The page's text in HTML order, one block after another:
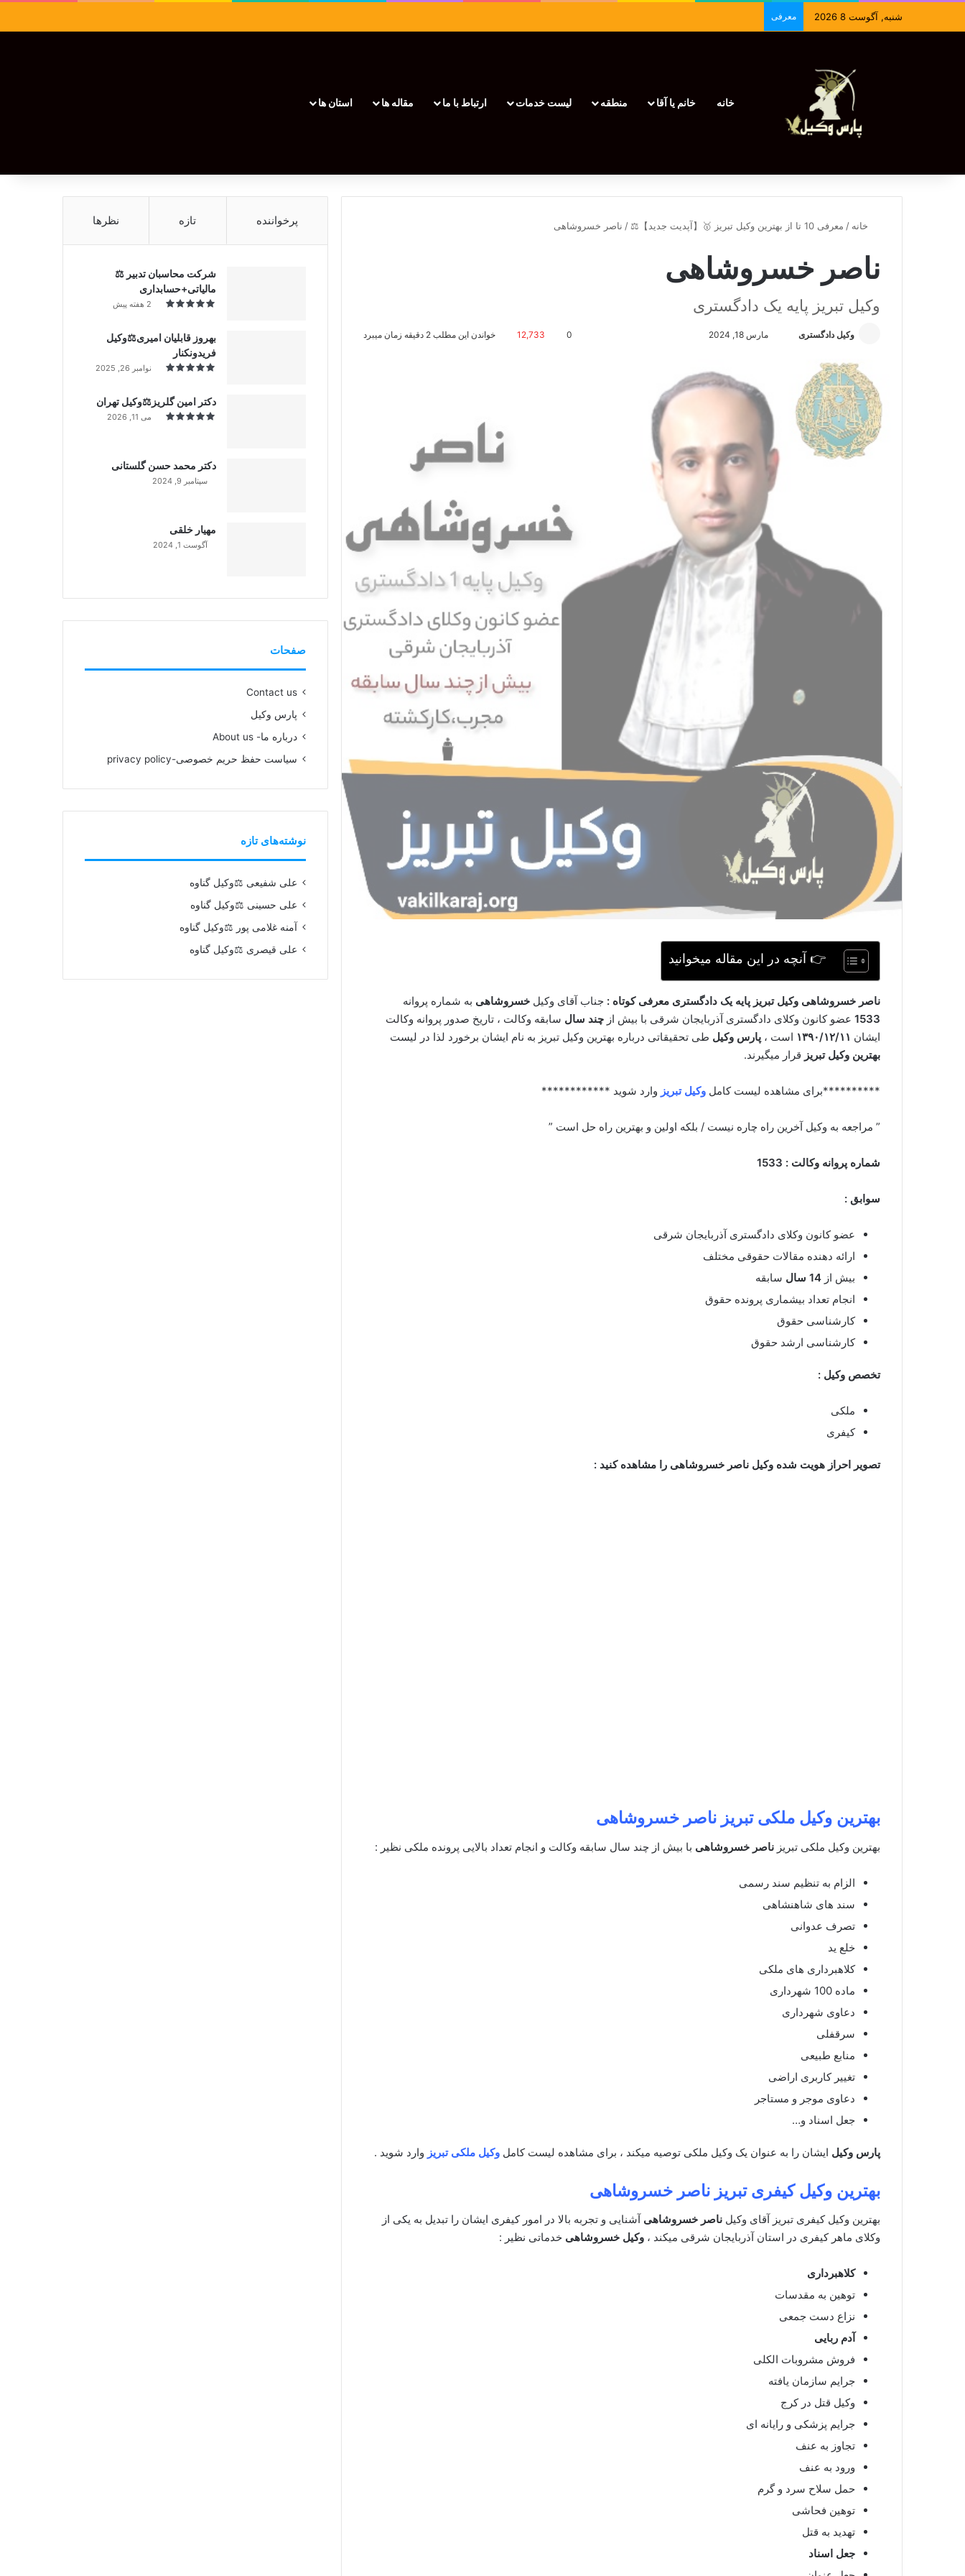
شنبه, آگوست 8 2026 معرفی
خانه خانم یا آقا منطقه لیست خدمات ارتباط با ما مقاله ها استان ها
خانه / معرفی 10 تا از بهترین وکیل تبریز 🥇【آپدیت جدید】⚖️ / ناصر خسروشاهی
ناصر خسروشاهی
وکیل تبریز پایه یک دادگستری
وکیل دادگستری مارس 18, 2024 0
12,733 خواندن این مطلب 2 دقیقه زمان میبرد
👉 آنچه در این مقاله میخوانید
ناصر خسروشاهی وکیل تبریز پایه یک دادگستری معرفی کوتاه : جناب آقای وکیل خسروشاهی به شماره پروانه
1533 عضو کانون وکلای دادگستری آذربایجان شرقی با بیش از چند سال سابقه وکالت ، تاریخ صدور پروانه وکالت
ایشان ۱۳۹۰/۱۲/۱۱ است ، پارس وکیل طی تحقیقاتی درباره بهترین وکیل تبریز به نام ایشان برخورد لذا در لیست
بهترین وکیل تبریز قرار میگیرند.
**********برای مشاهده لیست کامل وکیل تبریز وارد شوید ************
” مراجعه به وکیل آخرین راه چاره نیست / بلکه اولین و بهترین راه حل است ”
شماره پروانه وکالت : 1533
سوابق :
عضو کانون وکلای دادگستری آذربایجان شرقی
ارائه دهنده مقالات حقوقی مختلف
بیش از 14 سال
سابقه
انجام تعداد بیشماری پرونده حقوق
کارشناسی حقوق
کارشناسی ارشد حقوق
تخصص وکیل :
ملکی
کیفری
تصویر احراز هویت شده وکیل ناصر خسروشاهی را مشاهده کنید :
بهترین وکیل ملکی تبریز ناصر خسروشاهی
بهترین وکیل ملکی تبریز ناصر خسروشاهی با بیش از چند سال سابقه وکالت و انجام تعداد بالایی پرونده ملکی نظیر :
الزام به تنظیم سند رسمی
سند های شاهنشاهی
تصرف عدوانی
خلع ید
کلاهبرداری های ملکی
ماده 100 شهرداری
دعاوی شهرداری
سرقفلی
منابع طبیعی
تغییر کاربری اراضی
دعاوی موجر و مستاجر
جعل اسناد و…
پارس وکیل ایشان را به عنوان یک وکیل ملکی توصیه میکند ، برای مشاهده لیست کامل وکیل ملکی تبریز وارد شوید .
بهترین وکیل کیفری تبریز ناصر خسروشاهی
بهترین وکیل کیفری تبریز آقای وکیل ناصر خسروشاهی آشنایی و تجربه بالا در امور کیفری ایشان را تبدیل به یکی از
وکلای ماهر کیفری در استان آذربایجان شرقی میکند ، وکیل خسروشاهی خدماتی نظیر :
کلاهبرداری
توهین به مقدسات
نزاع دست جمعی
آدم ربایی
فروش مشروبات الکلی
جرایم سازمان یافته
وکیل قتل در کرج
جرایم پزشکی و رایانه ای
تجاوز به عنف
ورود به عنف
حمل سلاح سرد و گرم
توهین فحاشی
تهدید به قتل
جعل اسناد
پرخواننده تازه نظرها
شرکت محاسبان تدبیر ⚖️
مالیاتی+حسابداری
2 هفته پیش
بهروز قابلیان امیری⚖️وکیل
فریدونکنار
نوامبر 26, 2025
دکتر امین گلریز⚖️وکیل تهران
می 11, 2026
دکتر محمد حسن گلستانی
سپتامبر 9, 2024
مهیار خلقی
آگوست 1, 2024
صفحات
Contact us
پارس وکیل
درباره ما- About us
سیاست حفظ حریم خصوصی-privacy policy
نوشته‌های تازه
علی شفیعی ⚖️وکیل گناوه
علی حسینی ⚖️وکیل گناوه
آمنه غلامی پور ⚖️وکیل گناوه
علی قیصری ⚖️وکیل گناوه